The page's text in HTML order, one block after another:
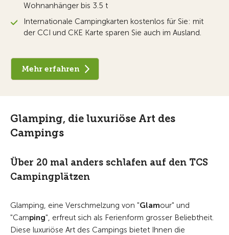
Wohnanhänger bis 3.5 t
Internationale Campingkarten kostenlos für Sie: mit
der CCI und CKE Karte sparen Sie auch im Ausland.
Mehr erfahren
Glamping, die luxuriöse Art des
Campings
Über 20 mal anders schlafen auf den TCS
Campingplätzen
Glamping, eine Verschmelzung von "Glamour" und
"Camping", erfreut sich als Ferienform grosser Beliebtheit.
Diese luxuriöse Art des Campings bietet Ihnen die